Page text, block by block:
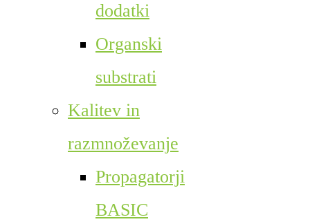
dodatki
Organski
substrati
Kalitev in
razmnoževanje
Propagatorji
BASIC